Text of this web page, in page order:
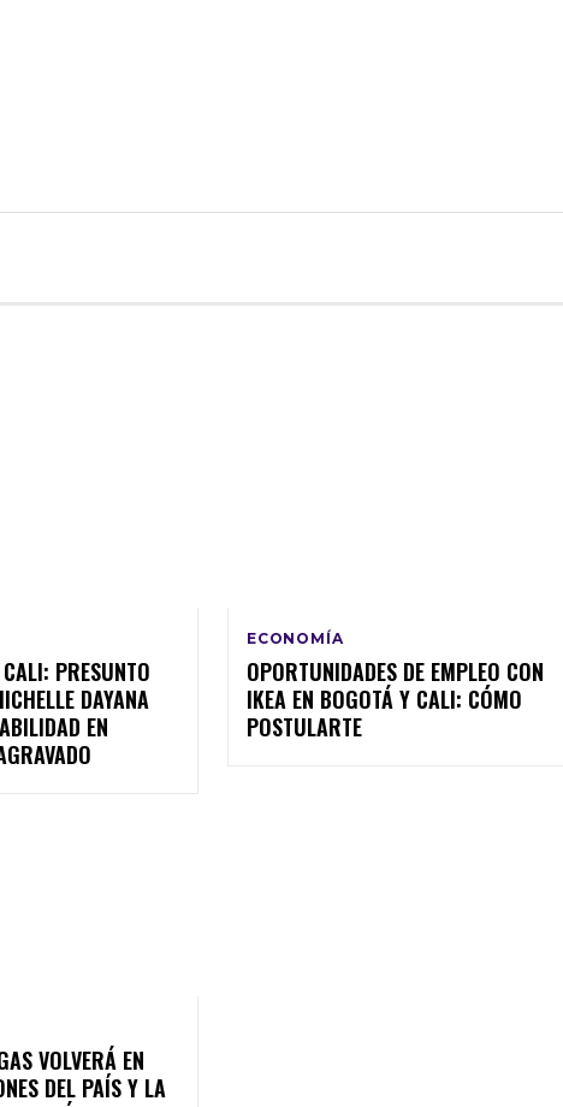
PRESUNTO
DAYANA
EN
ECONOMÍA
OPORTUNIDADES DE EMPLEO CON
IKEA EN BOGOTÁ Y CALI: CÓMO
POSTULARTE
VOLVERÁ EN
DEL PAÍS Y LA